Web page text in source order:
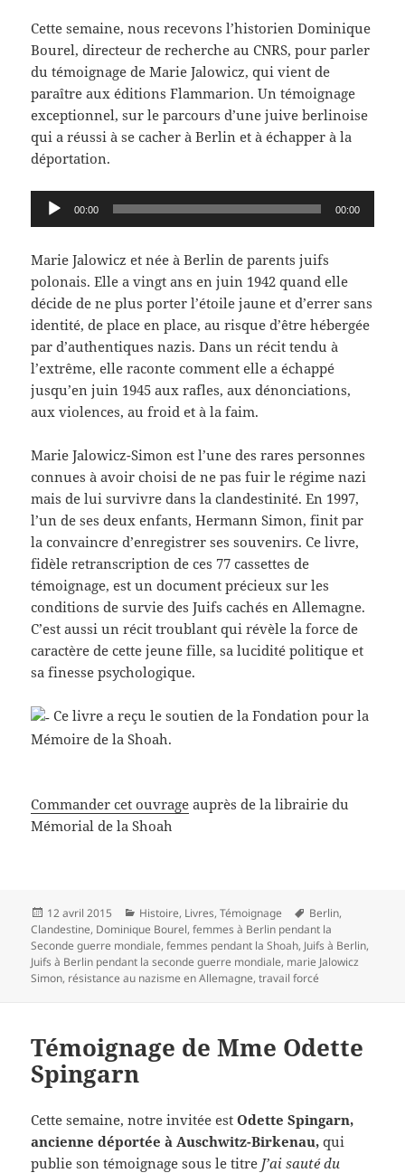
Cette semaine, nous recevons l’historien Dominique
Bourel, directeur de recherche au CNRS, pour parler
du témoignage de Marie Jalowicz, qui vient de
paraître aux éditions Flammarion. Un témoignage
exceptionnel, sur le parcours d’une juive berlinoise
qui a réussi à se cacher à Berlin et à échapper à la
déportation.
Lecteur
audio
00:00 00:00
Marie Jalowicz et née à Berlin de parents juifs
polonais. Elle a vingt ans en juin 1942 quand elle
décide de ne plus porter l’étoile jaune et d’errer sans
identité, de place en place, au risque d’être hébergée
par d’authentiques nazis. Dans un récit tendu à
l’extrême, elle raconte comment elle a échappé
jusqu’en juin 1945 aux rafles, aux dénonciations,
aux violences, au froid et à la faim.
Marie Jalowicz-Simon est l’une des rares personnes
connues à avoir choisi de ne pas fuir le régime nazi
mais de lui survivre dans la clandestinité. En 1997,
l’un de ses deux enfants, Hermann Simon, finit par
la convaincre d’enregistrer ses souvenirs. Ce livre,
fidèle retranscription de ces 77 cassettes de
témoignage, est un document précieux sur les
conditions de survie des Juifs cachés en Allemagne.
C’est aussi un récit troublant qui révèle la force de
caractère de cette jeune fille, sa lucidité politique et
sa finesse psychologique.
Ce livre a reçu le soutien de la Fondation pour la
Mémoire de la Shoah.
Commander cet ouvrage auprès de la librairie du
Mémorial de la Shoah
Publié
le
12 avril 2015 Catégories
Histoire, Livres,Témoignage
Mots-
clés
Berlin,
Clandestine, Dominique Bourel,femmes à Berlin pendant la
Seconde guerre mondiale,femmes pendant la Shoah, Juifs à Berlin,
Juifs à Berlin pendant la seconde guerre mondiale, marie Jalowicz
Simon, résistance au nazisme en Allemagne,travail forcé
Témoignage de Mme Odette
Spingarn
Cette semaine, notre invitée estOdette Spingarn,
ancienne déportée à Auschwitz-Birkenau, qui
publie son témoignage sous le titre J’ai sauté du